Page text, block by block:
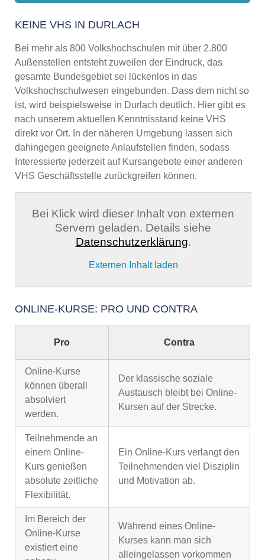
KEINE VHS IN DURLACH
Bei mehr als 800 Volkshochschulen mit über 2.800
Außenstellen entsteht zuweilen der Eindruck, das
gesamte Bundesgebiet sei lückenlos in das
Volkshochschulwesen eingebunden. Dass dem nicht so
ist, wird beispielsweise in Durlach deutlich. Hier gibt es
nach unserem aktuellen Kenntnisstand keine VHS
direkt vor Ort. In der näheren Umgebung lassen sich
dahingegen geeignete Anlaufstellen finden, sodass
Interessierte jederzeit auf Kursangebote einer anderen
VHS Geschäftsstelle zurückgreifen können.
Bei Klick wird dieser Inhalt von externen
Servern geladen. Details siehe
Datenschutzerklärung.
Externen Inhalt laden
ONLINE-KURSE: PRO UND CONTRA
Pro Contra
Online-Kurse
können überall
absolviert
werden.
Der klassische soziale
Austausch bleibt bei Online-
Kursen auf der Strecke.
Teilnehmende an
einem Online-
Kurs genießen
absolute zeitliche
Flexibilität.
Ein Online-Kurs verlangt den
Teilnehmenden viel Disziplin
und Motivation ab.
Im Bereich der
Online-Kurse
existiert eine
Während eines Online-
Kurses kann man sich
alleingelassen vorkommen